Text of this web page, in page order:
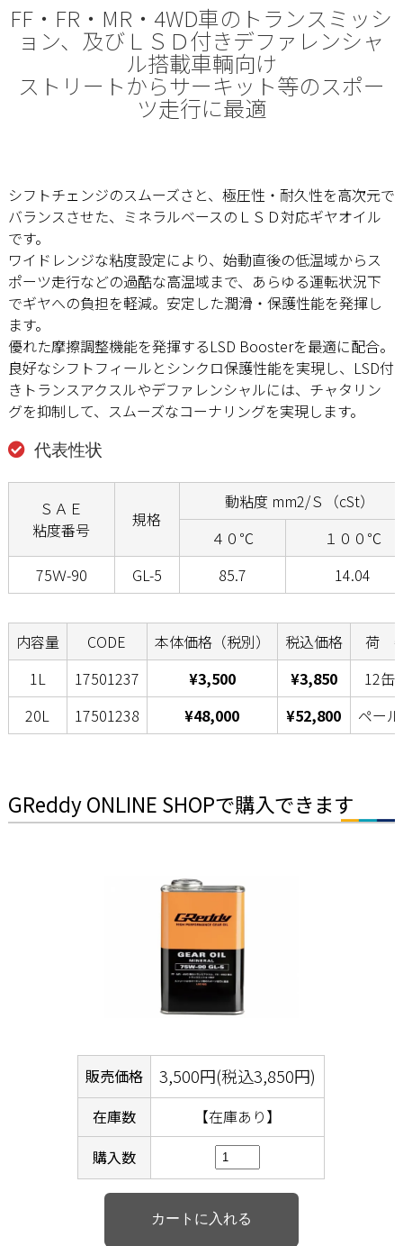
FF・FR・MR・4WD車のトランスミッシ
ョン、及びＬＳＤ付きデファレンシャ
ル搭載車輌向け
ストリートからサーキット等のスポー
ツ走行に最適
シフトチェンジのスムーズさと、極圧性・耐久性を高次元で
バランスさせた、ミネラルベースのＬＳＤ対応ギヤオイル
です。
ワイドレンジな粘度設定により、始動直後の低温域からス
ポーツ走行などの過酷な高温域まで、あらゆる運転状況下
でギヤへの負担を軽減。安定した潤滑・保護性能を発揮し
ます。
優れた摩擦調整機能を発揮するLSD Boosterを最適に配合。
良好なシフトフィールとシンクロ保護性能を実現し、LSD付
きトランスアクスルやデファレンシャルには、チャタリン
グを抑制して、スムーズなコーナリングを実現します。
代表性状
ＳＡＥ
粘度番号
規格
動粘度 mm2/Ｓ（cSt）
４０℃
１００℃
75Ｗ-90
GL-5 85.7 14.04
内容量 CODE 本体価格（税別） 税込価格
荷
1L
17501237 ¥3,500 ¥3,850
12缶
20L
17501238 ¥48,000 ¥52,800 ペー
GReddy ONLINE SHOPで購入できます
販売価格 3,500円(税込3,850円)
在庫数
【在庫あり】
購入数